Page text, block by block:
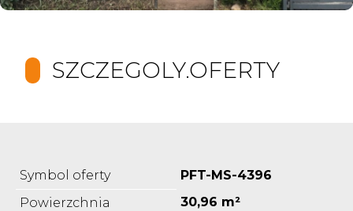
SZCZEGOLY.OFERTY
Symbol oferty
PFT-MS-4396
Powierzchnia
30,96 m²